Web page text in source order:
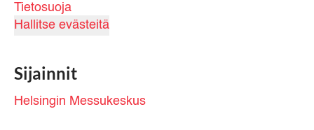
Tietosuoja
Hallitse evästeitä
Sijainnit
Helsingin Messukeskus